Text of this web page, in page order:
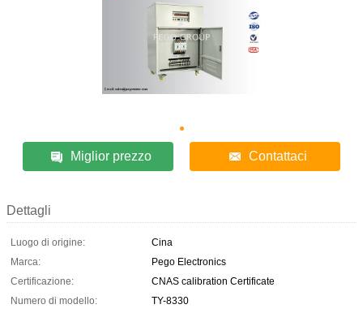
Miglior prezzo Contattaci
Dettagli
Luogo di origine:
Cina
Marca:
Pego Electronics
Certificazione:
CNAS calibration Certificate
Numero di modello:
TY-8330